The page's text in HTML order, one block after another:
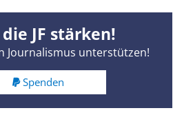
JF stärken!
Journalismus unterstützen!
Spenden